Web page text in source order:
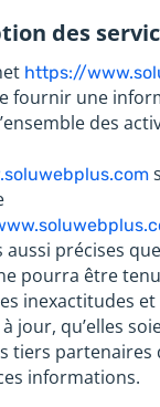
des
https://
fournir une
des
précises
pourra être
inexactitudes et
jour, qu’elles
tiers partenaires
informations.